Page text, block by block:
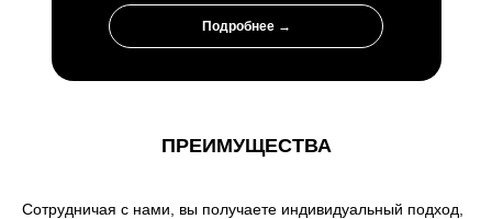
Подробнее →
ПРЕИМУЩЕСТВА
Сотрудничая с нами, вы получаете индивидуальный подход,